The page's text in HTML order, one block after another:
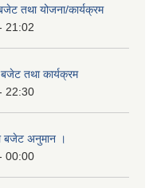
तथा योजना/कार्यक्रम
21:02
तथा कार्यक्रम
22:30
अनुमान ।
00:00